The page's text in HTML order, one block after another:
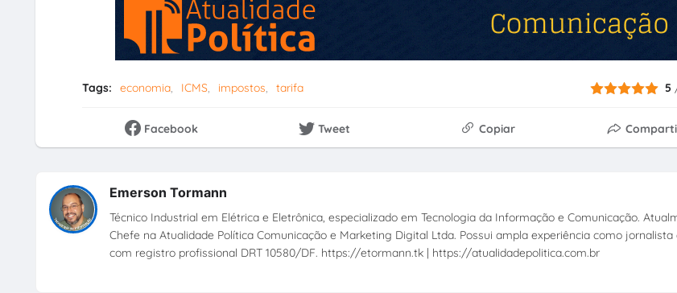
Tags: economia ICMS impostos tarifa 5
Facebook Tweet Copiar
Emerson Tormann
Técnico Industrial em Elétrica e Eletrônica, especializado em Tecnologia da Informação e Comunicação.
Chefe na Atualidade Política Comunicação e Marketing Digital Ltda. Possui ampla experiência como
com registro profissional DRT 10580/DF. https://etormann.tk | https://atualidadepolitica.com.br